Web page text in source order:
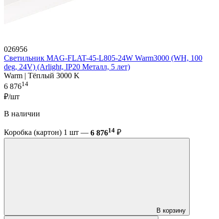
026956
Светильник MAG-FLAT-45-L805-24W Warm3000 (WH, 100
deg, 24V) (Arlight, IP20 Металл, 5 лет)
Warm | Тёплый 3000 K
6 87614
₽/шт
В наличии
Коробка (картон) 1 шт — 6 87614 ₽
В корзину